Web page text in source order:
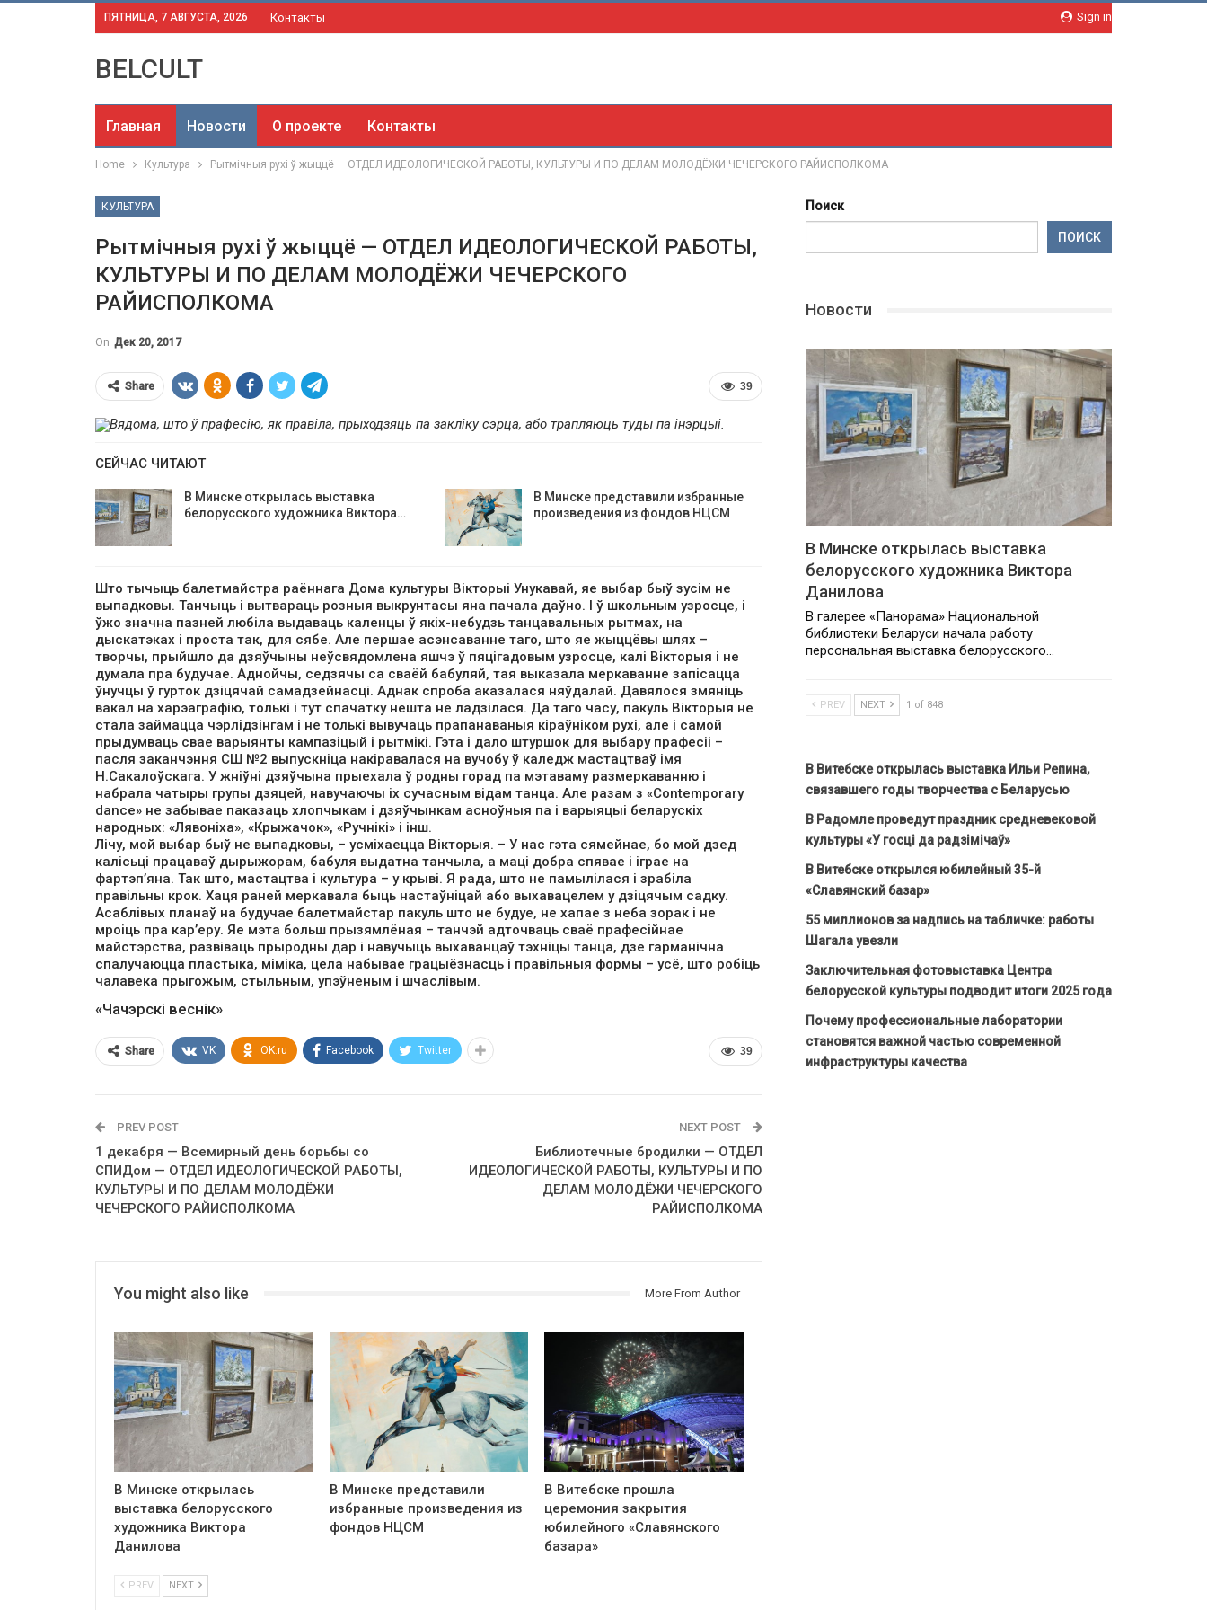
Sign in
ПЯТНИЦА, 7 АВГУСТА, 2026 Контакты
BELCULT
Главная Новости О проекте Контакты
Home Культура Рытмічныя рухі ў жыццё — ОТДЕЛ ИДЕОЛОГИЧЕСКОЙ РАБОТЫ, КУЛЬТУРЫ И ПО ДЕЛАМ МОЛОДЁЖИ ЧЕЧЕРСКОГО РАЙИСПОЛКОМА
КУЛЬТУРА
Рытмічныя рухі ў жыццё — ОТДЕЛ ИДЕОЛОГИЧЕСКОЙ РАБОТЫ,
КУЛЬТУРЫ И ПО ДЕЛАМ МОЛОДЁЖИ ЧЕЧЕРСКОГО
РАЙИСПОЛКОМА
On Дек 20, 2017
39
Share
Вядома, што ў прафесію, як правіла, прыходзяць па закліку сэрца, або трапляюць туды па інэрцыі.
СЕЙЧАС ЧИТАЮТ
В Минске открылась выставка
белорусского художника Виктора…
В Минске представили избранные
произведения из фондов НЦСМ
Што тычыць балетмайстра раённага Дома культуры Вікторыі Унукавай, яе выбар быў зусім не
выпадковы. Танчыць і вытвараць розныя выкрунтасы яна пачала даўно. І ў школьным узросце, і
ўжо значна пазней любіла выдаваць каленцы ў якіх-небудзь танцавальных рытмах, на
дыскатэках і проста так, для сябе. Але першае асэнсаванне таго, што яе жыццёвы шлях –
творчы, прыйшло да дзяўчыны неўсвядомлена яшчэ ў пяцігадовым узросце, калі Вікторыя і не
думала пра будучае. Аднойчы, седзячы са сваёй бабуляй, тая выказала меркаванне запісацца
ўнучцы ў гурток дзіцячай самадзейнасці. Аднак спроба аказалася няўдалай. Давялося змяніць
вакал на харэаграфію, толькі і тут спачатку нешта не ладзілася. Да таго часу, пакуль Вікторыя не
стала займацца чэрлідзінгам і не толькі вывучаць прапанаваныя кіраўніком рухі, але і самой
прыдумваць свае варыянты кампазіцый і рытмікі. Гэта і дало штуршок для выбару прафесіі –
пасля заканчэння СШ №2 выпускніца накіравалася на вучобу ў каледж мастацтваў імя
Н.Сакалоўскага. У жніўні дзяўчына прыехала ў родны горад па мэтаваму размеркаванню і
набрала чатыры групы дзяцей, навучаючы іх сучасным відам танца. Але разам з «Contemporary
dance» не забывае паказаць хлопчыкам і дзяўчынкам асноўныя па і варыяцыі беларускіх
народных: «Лявоніха», «Крыжачок», «Ручнікі» і інш.
Лічу, мой выбар быў не выпадковы, – усміхаецца Вікторыя. – У нас гэта сямейнае, бо мой дзед
калісьці працаваў дырыжорам, бабуля выдатна танчыла, а маці добра спявае і іграе на
фартэп’яна. Так што, мастацтва і культура – у крыві. Я рада, што не памылілася і зрабіла
правільны крок. Хаця раней меркавала быць настаўніцай або выхавацелем у дзіцячым садку.
Асаблівых планаў на будучае балетмайстар пакуль што не будуе, не хапае з неба зорак і не
мроіць пра кар’еру. Яе мэта больш прызямлёная – танчэй адточваць сваё прафесійнае
майстэрства, развіваць прыродны дар і навучыць выхаванцаў тэхніцы танца, дзе гарманічна
спалучаюцца пластыка, міміка, цела набывае грацыёзнасць і правільныя формы – усё, што робіць
чалавека прыгожым, стыльным, упэўненым і шчаслівым.
«Чачэрскі веснік»
39
Share VK OK.ru Facebook Twitter
PREV POST
1 декабря — Всемирный день борьбы со
СПИДом — ОТДЕЛ ИДЕОЛОГИЧЕСКОЙ РАБОТЫ,
КУЛЬТУРЫ И ПО ДЕЛАМ МОЛОДЁЖИ
ЧЕЧЕРСКОГО РАЙИСПОЛКОМА
NEXT POST
Библиотечные бродилки — ОТДЕЛ
ИДЕОЛОГИЧЕСКОЙ РАБОТЫ, КУЛЬТУРЫ И ПО
ДЕЛАМ МОЛОДЁЖИ ЧЕЧЕРСКОГО
РАЙИСПОЛКОМА
You might also like More From Author
В Минске открылась
выставка белорусского
художника Виктора
Данилова
В Минске представили
избранные произведения из
фондов НЦСМ
В Витебске прошла
церемония закрытия
юбилейного «Славянского
базара»
PREV NEXT
Поиск
ПОИСК
Новости
В Минске открылась выставка
белорусского художника Виктора
Данилова
В галерее «Панорама» Национальной
библиотеки Беларуси начала работу
персональная выставка белорусского…
PREV NEXT 1 of 848
В Витебске открылась выставка Ильи Репина,
связавшего годы творчества с Беларусью
В Радомле проведут праздник средневековой
культуры «У госці да радзімічаў»
В Витебске открылся юбилейный 35-й
«Славянский базар»
55 миллионов за надпись на табличке: работы
Шагала увезли
Заключительная фотовыставка Центра
белорусской культуры подводит итоги 2025 года
Почему профессиональные лаборатории
становятся важной частью современной
инфраструктуры качества